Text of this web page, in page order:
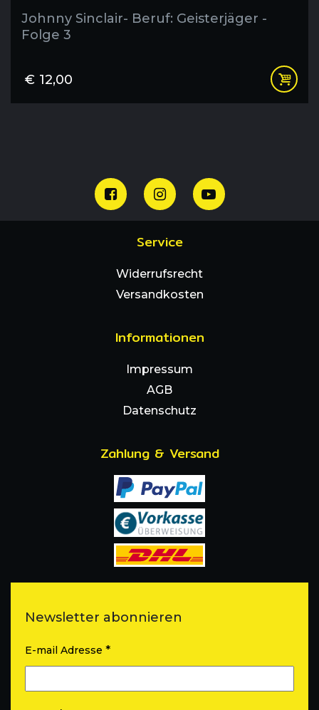
Johnny Sinclair- Beruf: Geisterjäger -
Folge 3
€ 12,00
Service
Widerrufsrecht
Versandkosten
Informationen
Impressum
AGB
Datenschutz
Zahlung & Versand
Newsletter abonnieren
E-mail Adresse *